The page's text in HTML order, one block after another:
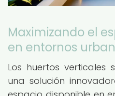
Maximizando el
en entornos
Los huertos verticales
una solución